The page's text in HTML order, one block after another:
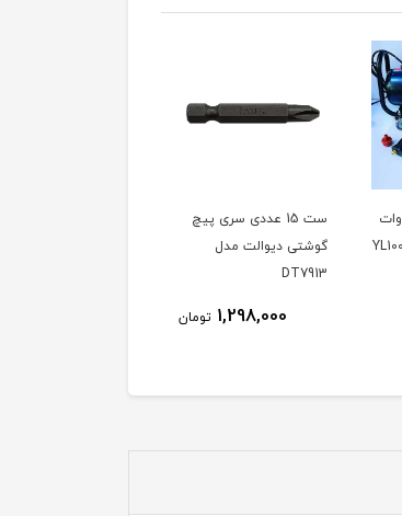
کارواش صنعتی 2200 وات
ست 15 عددی سری پیچ
گوشتی دیوالت مدل
DT7913
1,298,000 تومان